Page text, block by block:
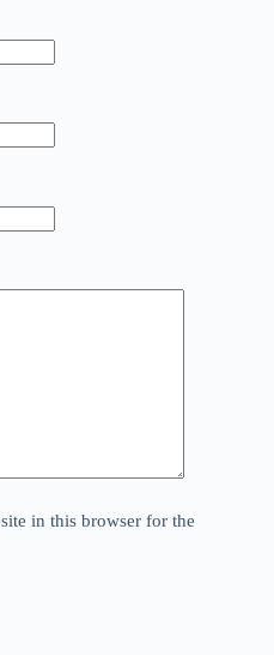
in this browser for the